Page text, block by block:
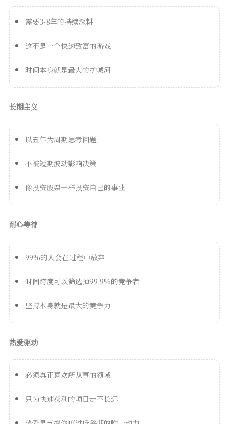
需要3-8年的持续深耕
这不是一个快速致富的游戏
时间本身就是最大的护城河
长期主义
以五年为周期思考问题
不被短期波动影响决策
像投资股票一样投资自己的事业
耐心等待
99%的人会在过程中放弃
时间跨度可以筛选掉99.9%的竞争者
坚持本身就是最大的竞争力
热爱驱动
必须真正喜欢所从事的领域
只为快速获利的项目走不长远